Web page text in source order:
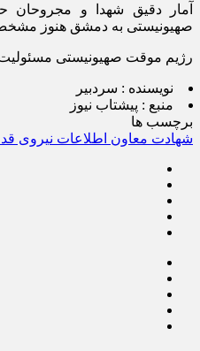
آمار دقیق شهدا و مجروحان
صهیونیستی به دمشق هنوز
رژیم موقت صهیونیستی مسئولیت
نویسنده : سردبیر
منبع : پیشتاب نیوز
برچسب ها
شهادت معاون اطلاعات نیروی